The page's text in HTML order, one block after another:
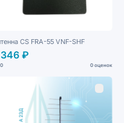
CS FRA-55 VNF-SHF
₽
0 0 оценок